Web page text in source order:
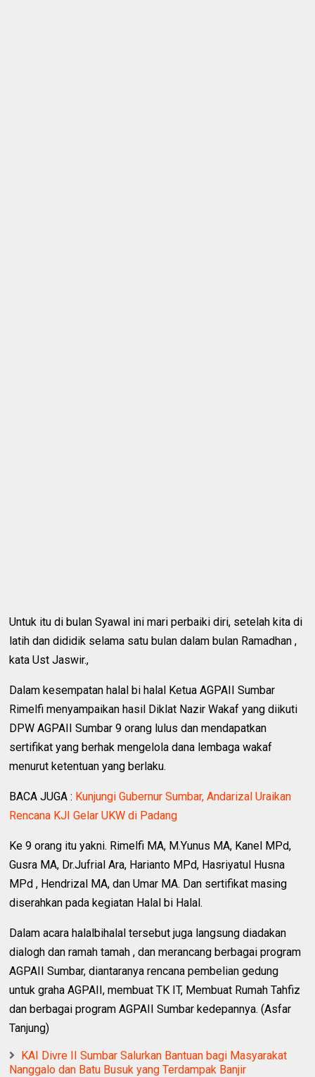
Untuk itu di bulan Syawal ini mari perbaiki diri, setelah kita di
latih dan dididik selama satu bulan dalam bulan Ramadhan ,
kata Ust Jaswir.,
Dalam kesempatan halal bi halal Ketua AGPAII Sumbar
Rimelfi menyampaikan hasil Diklat Nazir Wakaf yang diikuti
DPW AGPAII Sumbar 9 orang lulus dan mendapatkan
sertifikat yang berhak mengelola dana lembaga wakaf
menurut ketentuan yang berlaku.
BACA JUGA : Kunjungi Gubernur Sumbar, Andarizal Uraikan
Rencana KJI Gelar UKW di Padang
Ke 9 orang itu yakni. Rimelfi MA, M.Yunus MA, Kanel MPd,
Gusra MA, Dr.Jufrial Ara, Harianto MPd, Hasriyatul Husna
MPd , Hendrizal MA, dan Umar MA. Dan sertifikat masing
diserahkan pada kegiatan Halal bi Halal.
Dalam acara halalbihalal tersebut juga langsung diadakan
dialogh dan ramah tamah , dan merancang berbagai program
AGPAII Sumbar, diantaranya rencana pembelian gedung
untuk graha AGPAII, membuat TK IT, Membuat Rumah Tahfiz
dan berbagai program AGPAII Sumbar kedepannya. (Asfar
Tanjung)
KAI Divre II Sumbar Salurkan Bantuan bagi Masyarakat
Nanggalo dan Batu Busuk yang Terdampak Banjir